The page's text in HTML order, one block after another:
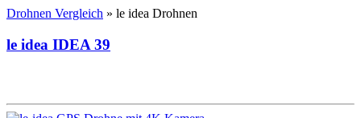
Drohnen Vergleich » le idea Drohnen
le idea IDEA 39